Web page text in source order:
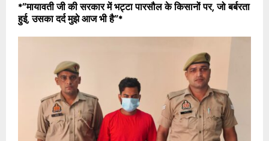
*”मायावती जी की सरकार में भट्टा पारसौल के किसानों पर, जो बर्बरता
हुई, उसका दर्द मुझे आज भी है”*